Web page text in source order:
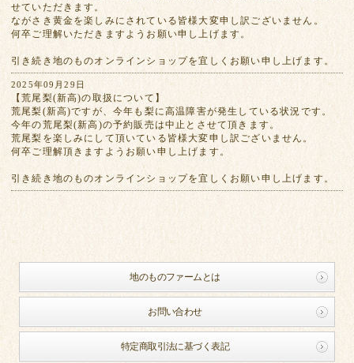
せていただきます。
ながさき黄金を楽しみにされている皆様大変申し訳ございません。
何卒ご理解いただきますようお願い申し上げます。
引き続き地のものオンラインショップを宜しくお願い申し上げます。
2025年09月29日
【荒尾梨(新高)の取扱について】
荒尾梨(新高)ですが、今年も梨に高温障害が発生している状況です。
今年の荒尾梨(新高)の予約販売は中止とさせて頂きます。
荒尾梨を楽しみにして頂いている皆様大変申し訳ございません。
何卒ご理解頂きますようお願い申し上げます。
引き続き地のものオンラインショップを宜しくお願い申し上げます。
地のものファームとは
お問い合わせ
特定商取引法に基づく表記